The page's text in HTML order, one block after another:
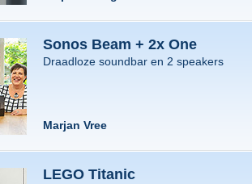
Sonos Beam + 2x One
Draadloze soundbar en 2 speakers
Marjan Vree
LEGO Titanic